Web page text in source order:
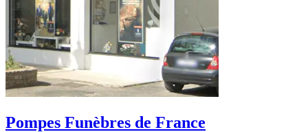
Pompes Funèbres de France